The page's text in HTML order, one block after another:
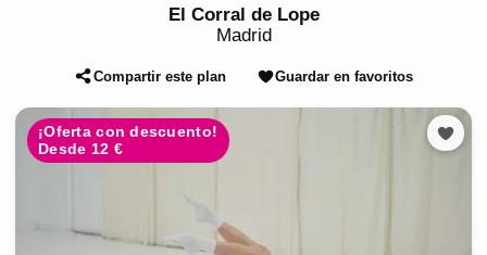
El Corral de Lope
Madrid
Compartir este plan Guardar en favoritos
¡Oferta con descuento!
Desde 12 €